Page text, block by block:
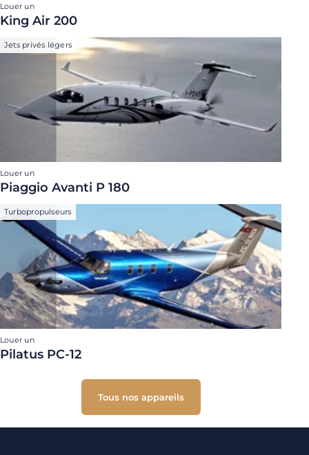
Louer un
King Air 200
Jets privés légers
Louer un
Piaggio Avanti P 180
Turbopropulseurs
Louer un
Pilatus PC-12
Tous nos appareils